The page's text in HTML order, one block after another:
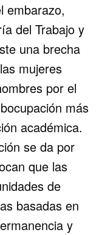
embarazo,
del Trabajo y
una brecha
mujeres
por el
más
académica.
se da por
que las
de
basadas en
y